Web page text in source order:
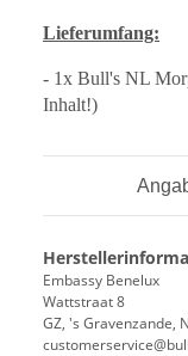
Lieferumfang:
- 1x Bull's NL
Inhalt!)
Embassy Benelux
Wattstraat 8
GZ, 's Gravenzande,